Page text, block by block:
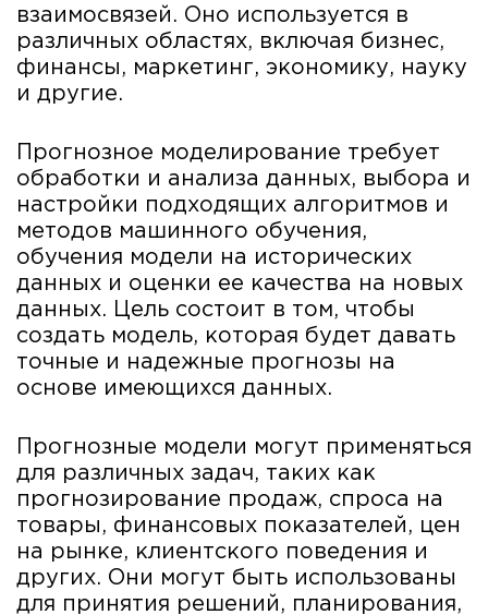
взаимосвязей. Оно используется в
различных областях, включая бизнес,
финансы, маркетинг, экономику, науку
и другие.
Прогнозное моделирование требует
обработки и анализа данных, выбора и
настройки подходящих алгоритмов и
методов машинного обучения,
обучения модели на исторических
данных и оценки ее качества на новых
данных. Цель состоит в том, чтобы
создать модель, которая будет давать
точные и надежные прогнозы на
основе имеющихся данных.
Прогнозные модели могут применяться
для различных задач, таких как
прогнозирование продаж, спроса на
товары, финансовых показателей, цен
на рынке, клиентского поведения и
других. Они могут быть использованы
для принятия решений, планирования,